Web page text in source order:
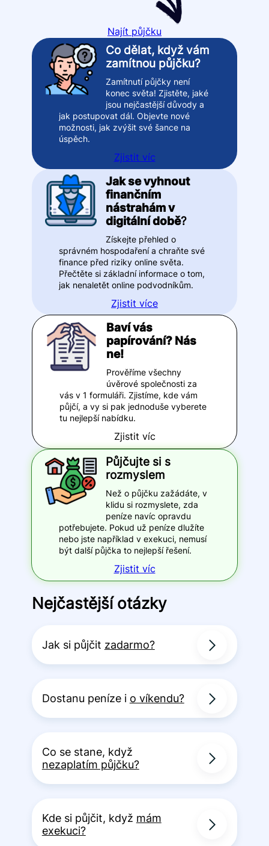
Najít půjčku
Co dělat, když vám
zamítnou půjčku?
Zamítnutí půjčky není
konec světa! Zjistěte, jaké
jsou nejčastější důvody a
jak postupovat dál. Objevte nové
možnosti, jak zvýšit své šance na
úspěch.
Zjistit víc
Jak se vyhnout
finančním
nástrahám v
digitální době?
Získejte přehled o
správném hospodaření a chraňte své
finance před riziky online světa.
Přečtěte si základní informace o tom,
jak nenaletět online podvodníkům.
Zjistit více
Baví vás
papírování? Nás
ne!
Prověříme všechny
úvěrové společnosti za
vás v 1 formuláři. Zjistíme, kde vám
půjčí, a vy si pak jednoduše vyberete
tu nejlepší nabídku.
Zjistit víc
Půjčujte si s
rozmyslem
Než o půjčku zažádáte, v
klidu si rozmyslete, zda
peníze navíc opravdu
potřebujete. Pokud už peníze dlužíte
nebo jste například v exekuci, nemusí
být další půjčka to nejlepší řešení.
Zjistit víc
Nejčastější otázky
Jak si půjčit zadarmo?
Dostanu peníze i o víkendu?
Co se stane, když
nezaplatím půjčku?
Kde si půjčit, když mám
exekuci?